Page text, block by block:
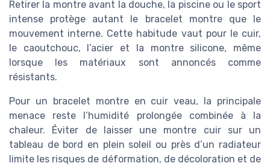
Retirer la montre avant la douche, la piscine ou le sport
intense protège autant le bracelet montre que le
mouvement interne. Cette habitude vaut pour le cuir,
le caoutchouc, l’acier et la montre silicone, même
lorsque les matériaux sont annoncés comme
résistants.
Pour un bracelet montre en cuir veau, la principale
menace reste l’humidité prolongée combinée à la
chaleur. Éviter de laisser une montre cuir sur un
tableau de bord en plein soleil ou près d’un radiateur
limite les risques de déformation, de décoloration et de